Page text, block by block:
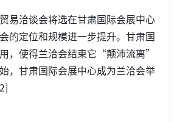
易洽谈会将选在甘肃国际会展中心
的定位和规模进一步提升。甘肃国
，使得兰洽会结束它“颠沛流离”
，甘肃国际会展中心成为兰洽会举